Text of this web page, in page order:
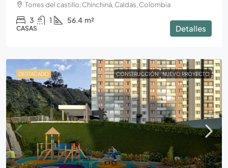
Torres del castillo, Chinchiná, Caldas, Colombia
3 1 56.4 m²
CASAS Detalles
DESTACADO CONSTRUCCIÓN NUEVO PROYECTO